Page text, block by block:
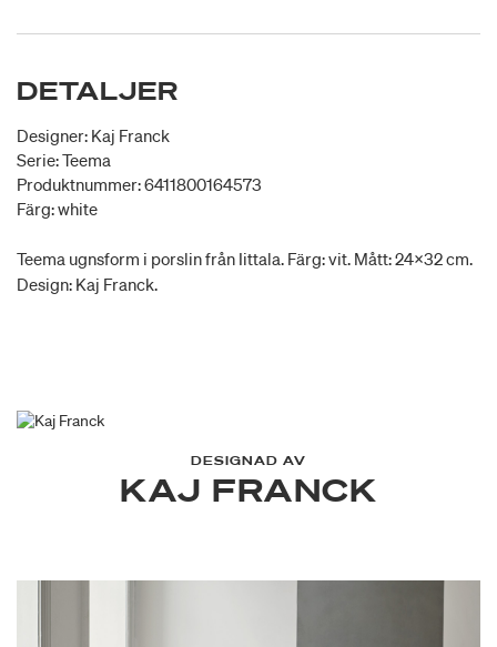
DETALJER
Designer: Kaj Franck
Serie: Teema
Produktnummer: 6411800164573
Färg: white
Teema ugnsform i porslin från Iittala. Färg: vit. Mått: 24x32 cm.
Design: Kaj Franck.
DESIGNAD AV
KAJ FRANCK